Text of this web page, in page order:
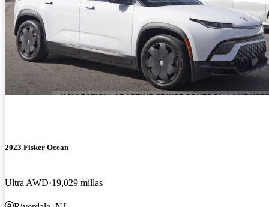
2023 Fisker Ocean
Ultra AWD 19,029 millas